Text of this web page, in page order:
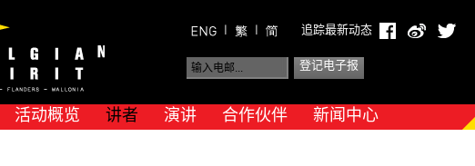
追踪最新动态
活动概览 讲者 演讲 合作伙伴 新闻中心